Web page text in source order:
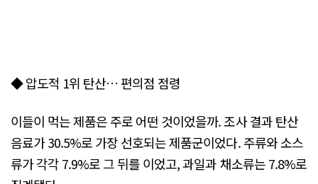
◆ 압도적 1위 탄산… 편의점 점령
이들이 먹는 제품은 주로 어떤 것이었을까. 조사 결과 탄산
음료가 30.5%로 가장 선호되는 제품군이었다. 주류와 소스
류가 각각 7.9%로 그 뒤를 이었고, 과일과 채소류는 7.8%로